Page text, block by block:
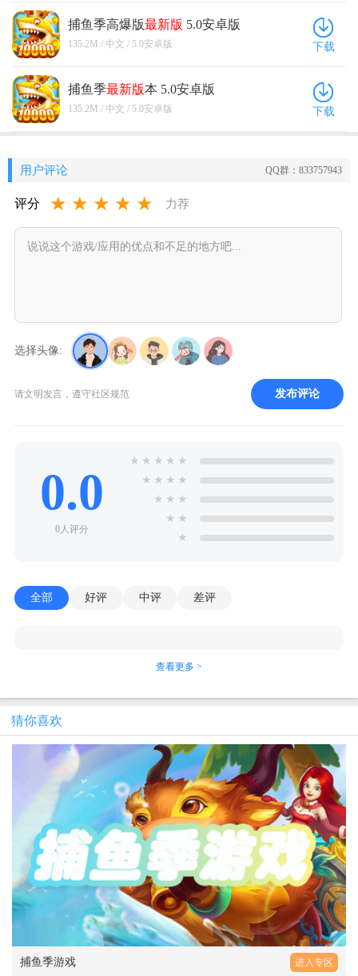
捕鱼季高爆版最新版 5.0安卓版
135.2M / 中文 / 5.0安卓版 下载
捕鱼季最新版本 5.0安卓版
135.2M / 中文 / 5.0安卓版 下载
用户评论 QQ群：833757943
评分 ★ ★ ★ ★ ★ 力荐
选择头像:
请文明发言，遵守社区规范 发布评论
0.0
0人评分
★ ★ ★ ★ ★
★ ★ ★ ★
★ ★ ★
★ ★
★
全部 好评 中评 差评
查看更多 >
猜你喜欢
捕鱼季游戏 进入专区